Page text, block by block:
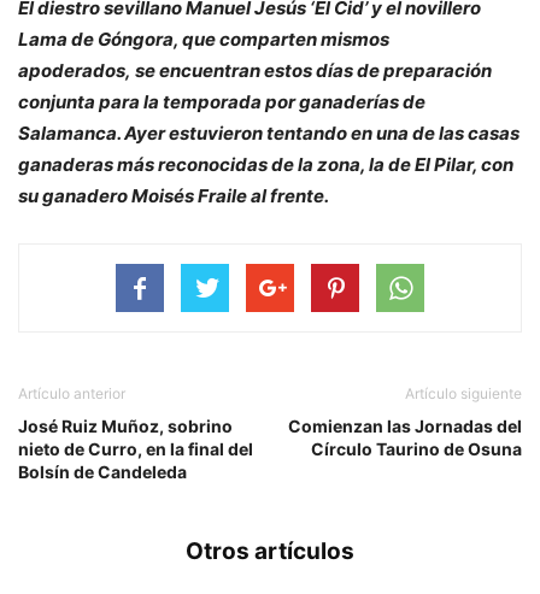
El diestro sevillano Manuel Jesús ‘El Cid’ y el novillero
Lama de Góngora, que comparten mismos
apoderados, se encuentran estos días de preparación
conjunta para la temporada por ganaderías de
Salamanca. Ayer estuvieron tentando en una de las casas
ganaderas más reconocidas de la zona, la de El Pilar, con
su ganadero Moisés Fraile al frente.
Artículo anterior
José Ruiz Muñoz, sobrino
nieto de Curro, en la final del
Bolsín de Candeleda
Artículo siguiente
Comienzan las Jornadas del
Círculo Taurino de Osuna
Otros artículos